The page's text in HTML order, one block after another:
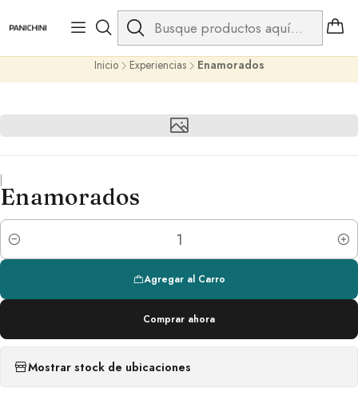
Síguenos en Instagram@panichini.clPANICHINI LOUNGE & GO
Inicio Experiencias Enamorados
Enamorados
Cantidad
Agregar al Carro
Comprar ahora
Mostrar stock de ubicaciones